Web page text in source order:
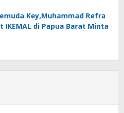
Key,Muhammad Refra
IKEMAL di Papua Barat Minta